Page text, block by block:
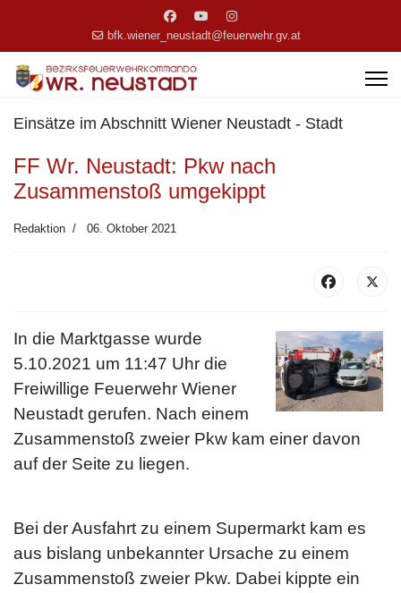
bfk.wiener_neustadt@feuerwehr.gv.at
Einsätze im Abschnitt Wiener Neustadt - Stadt
FF Wr. Neustadt: Pkw nach
Zusammenstoß umgekippt
Redaktion 06. Oktober 2021
In die Marktgasse wurde
5.10.2021 um 11:47 Uhr die
Freiwillige Feuerwehr Wiener
Neustadt gerufen. Nach einem
Zusammenstoß zweier Pkw kam einer davon
auf der Seite zu liegen.
Bei der Ausfahrt zu einem Supermarkt kam es
aus bislang unbekannter Ursache zu einem
Zusammenstoß zweier Pkw. Dabei kippte ein